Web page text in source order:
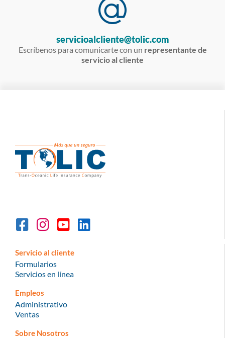
servicioalcliente@tolic.com
Escríbenos para comunicarte con un representante de
servicio al cliente
Servicio al cliente
Formularios
Servicios en línea
Empleos
Administrativo
Ventas
Sobre Nosotros